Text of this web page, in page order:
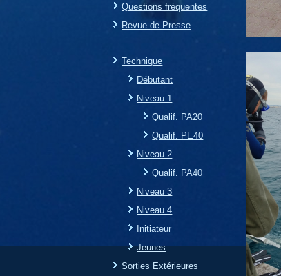
Questions fréquentes
Revue de Presse
Technique
Débutant
Niveau 1
Qualif. PA20
Qualif. PE40
Niveau 2
Qualif. PA40
Niveau 3
Niveau 4
Initiateur
Jeunes
Sorties Extérieures